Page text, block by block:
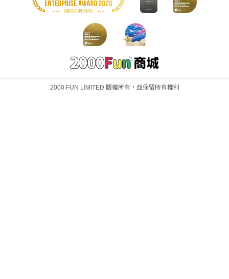
2000 FUN LIMITED 版權所有，並保留所有權利